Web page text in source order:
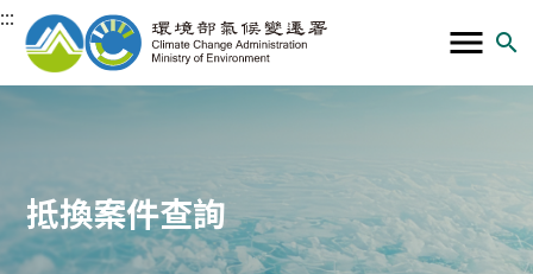
:::
溫
室
自
願
減
menu search
抵換案件查詢